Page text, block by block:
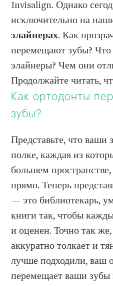
Invisalign. Однако
исключительно на
элайнерах. Как
перемещают зубы? Что
элайнеры? Чем они
Продолжайте читать,
Как ортодонты
зубы?
Представьте, что
полке, каждая из
большем
прямо. Теперь
— это библиотекарь,
книги так, чтобы
и оценен. Точно так
аккуратно толкает и
лучше подходили, ваш
перемещает ваши зубы